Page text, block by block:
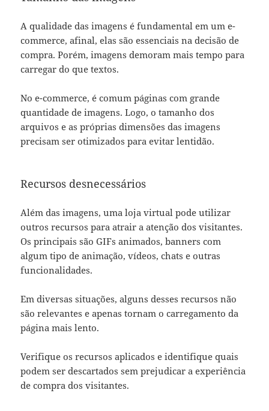
A qualidade das imagens é fundamental em um e-
commerce, afinal, elas são essenciais na decisão de
compra. Porém, imagens demoram mais tempo para
carregar do que textos.
No e-commerce, é comum páginas com grande
quantidade de imagens. Logo, o tamanho dos
arquivos e as próprias dimensões das imagens
precisam ser otimizados para evitar lentidão.
Recursos desnecessários
Além das imagens, uma loja virtual pode utilizar
outros recursos para atrair a atenção dos visitantes.
Os principais são GIFs animados, banners com
algum tipo de animação, vídeos, chats e outras
funcionalidades.
Em diversas situações, alguns desses recursos não
são relevantes e apenas tornam o carregamento da
página mais lento.
Verifique os recursos aplicados e identifique quais
podem ser descartados sem prejudicar a experiência
de compra dos visitantes.